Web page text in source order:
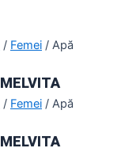
/ Femei / Apă
/ Femei / Apă